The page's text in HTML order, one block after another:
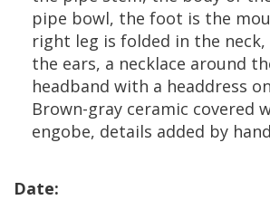
pipe bowl, the foot is the
right leg is folded in the neck,
the ears, a necklace around
headband with a headdress on
Brown-gray ceramic covered
engobe, details added by hand
Date: